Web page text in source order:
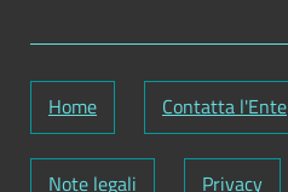
Home Contatta l'Ente
Note legali Privacy